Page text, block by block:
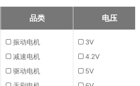
品类 电压
振动电机
减速电机
驱动电机
3V
4.2V
5V